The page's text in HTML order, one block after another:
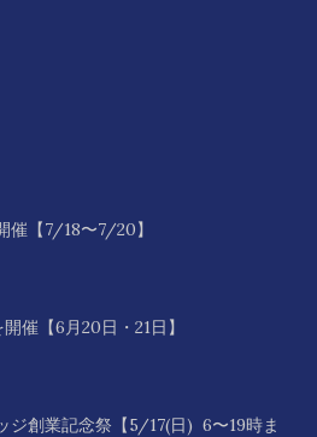
催【7/18〜7/20】
催【6月20日・21日】
ジ創業記念祭【5/17(日) 6〜19時ま